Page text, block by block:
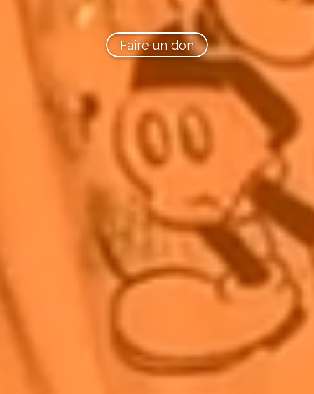
Faire un don